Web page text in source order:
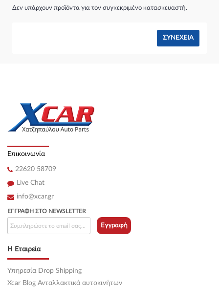
Δεν υπάρχουν προϊόντα για τον συγκεκριμένο κατασκευαστή.
ΣΥΝΈΧΕΙΑ
Επικοινωνία
22620 58709
Live Chat
info@xcar.gr
Η Εταιρεία
Υπηρεσία Drop Shipping
Xcar Blog Ανταλλακτικά αυτοκινήτων
ΕΓΓΡΑΦΉ ΣΤΟ NEWSLETTER
Εγγραφή